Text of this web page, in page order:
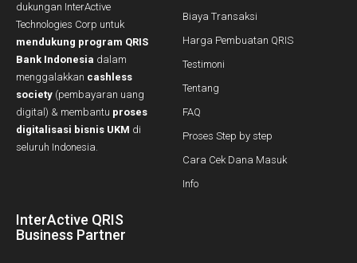
dukungan InterActive
Technologies Corp untuk
mendukung program QRIS
Bank Indonesia dalam
menggalakkan cashless
society (pembayaran uang
digital) & membantu proses
digitalisasi bisnis UKM di
seluruh Indonesia.
InterActive QRIS
Business Partner
Biaya Transaksi
Harga Pembuatan QRIS
Testimoni
Tentang
FAQ
Proses Step by step
Cara Cek Dana Masuk
Info